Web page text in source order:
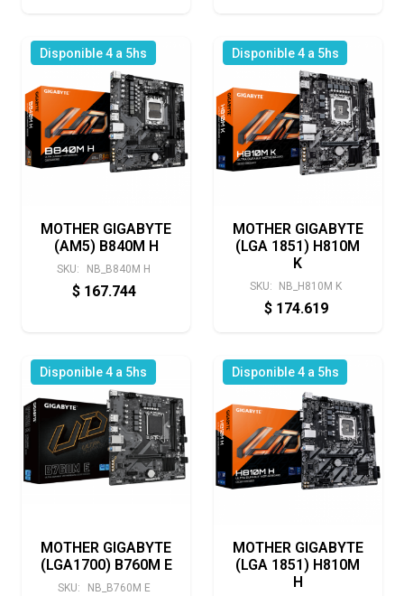
Disponible 4 a 5hs
MOTHER GIGABYTE
(AM5) B840M H
SKU: NB_B840M H
$ 167.744
Disponible 4 a 5hs
MOTHER GIGABYTE
(LGA 1851) H810M
K
SKU: NB_H810M K
$ 174.619
Disponible 4 a 5hs
MOTHER GIGABYTE
(LGA1700) B760M E
SKU: NB_B760M E
Disponible 4 a 5hs
MOTHER GIGABYTE
(LGA 1851) H810M
H